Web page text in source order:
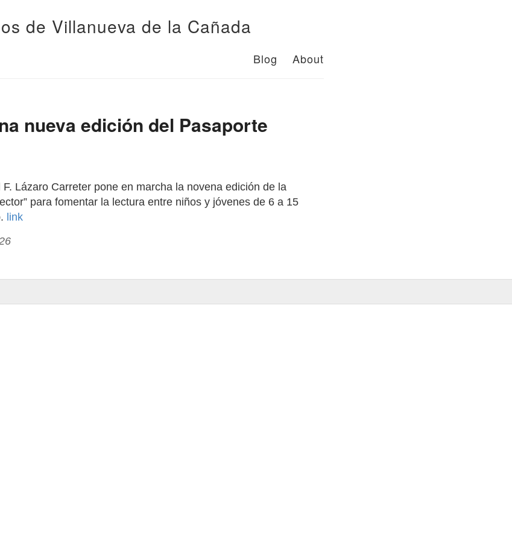
de Villanueva de la Cañada
Blog About
nueva edición del Pasaporte
Lázaro Carreter pone en marcha la novena edición de la
para fomentar la lectura entre niños y jóvenes de 6 a 15
link